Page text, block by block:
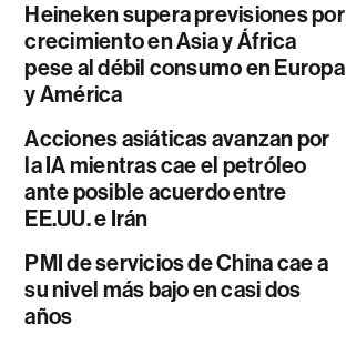
Heineken supera previsiones por
crecimiento en Asia y África
pese al débil consumo en Europa
y América
Acciones asiáticas avanzan por
la IA mientras cae el petróleo
ante posible acuerdo entre
EE.UU. e Irán
PMI de servicios de China cae a
su nivel más bajo en casi dos
años